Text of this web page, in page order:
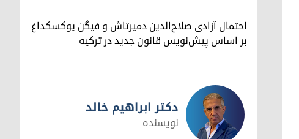
احتمال آزادی صلاح‌الدین دمیرتاش و فیگن یوکسکداغ
بر اساس پیش‌نویس قانون جدید در ترکیه
دکتر ابراهیم خالد
نویسنده